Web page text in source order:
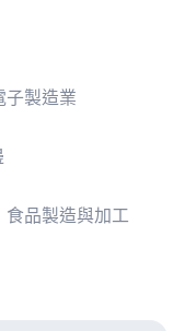
子製造業
食品製造與加工